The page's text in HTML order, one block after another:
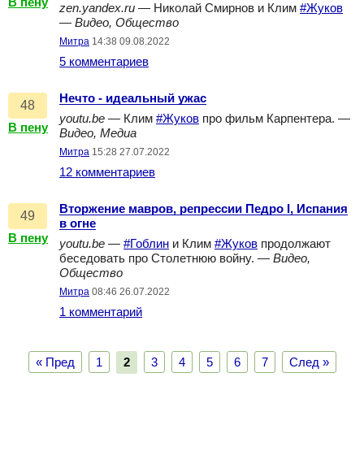
zen.yandex.ru — Николай Смирнов и Клим #Жуков
— Видео, Общество
Митра 14:38 09.08.2022
5 комментариев
48
В пену
Нечто - идеальный ужас
youtu.be — Клим #Жуков про фильм Карпентера. —
Видео, Медиа
Митра 15:28 27.07.2022
12 комментариев
49
В пену
Вторжение мавров, репрессии Педро I, Испания
в огне
youtu.be — #Гоблин и Клим #Жуков продолжают
беседовать про Столетнюю войну. — Видео,
Общество
Митра 08:46 26.07.2022
1 комментарий
« Пред 1 2 3 4 5 6 7 След »